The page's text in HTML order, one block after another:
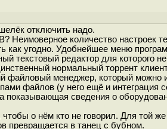
отключить надо.
Неимоверное количество настроек
как угодно. Удобнейшее меню
текстовый редактор для которого
нормальный торрент
файловый менеджер, который можно
файлов (у него ещё и интеграция
показывающая сведения о
о нём кто не говорил. Для той
превращается в танец с бубном.